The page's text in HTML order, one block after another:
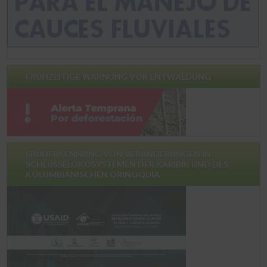
FRÜHZEITIGE WARNUNG VOR ENTWALDUNG
SCHLÜSSELÖKOSYSTEMEN DER KARIBIK UND DES
KOLUMBIANISCHEN ORINOQUIA